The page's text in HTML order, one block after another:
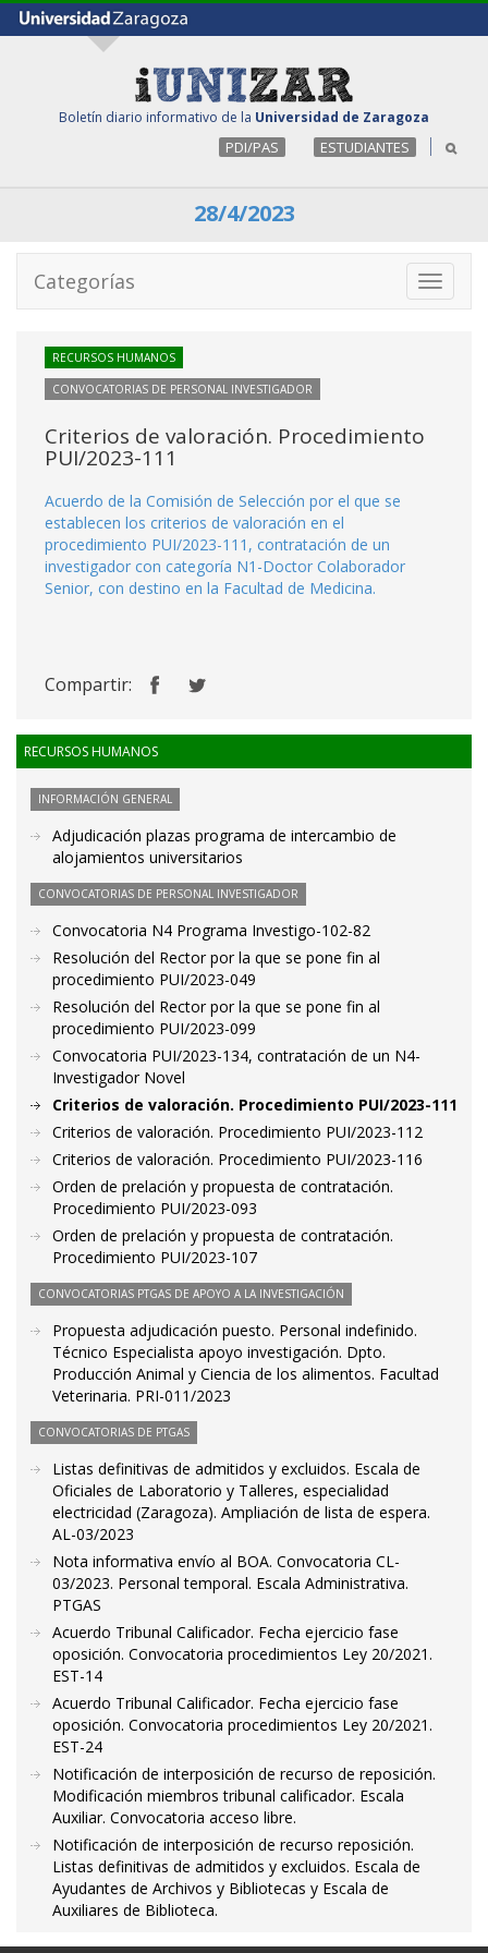
Boletín diario informativo de la Universidad de Zaragoza
PDI/PAS ESTUDIANTES
28/4/2023
Toggle
Categorías
RECURSOS HUMANOS
CONVOCATORIAS DE PERSONAL INVESTIGADOR
Criterios de valoración. Procedimiento
PUI/2023-111
Acuerdo de la Comisión de Selección por el que se
establecen los criterios de valoración en el
procedimiento PUI/2023-111, contratación de un
investigador con categoría N1-Doctor Colaborador
Senior, con destino en la Facultad de Medicina.
Compartir:
RECURSOS HUMANOS
INFORMACIÓN GENERAL
Adjudicación plazas programa de intercambio de
alojamientos universitarios
CONVOCATORIAS DE PERSONAL INVESTIGADOR
Convocatoria N4 Programa Investigo-102-82
Resolución del Rector por la que se pone fin al
procedimiento PUI/2023-049
Resolución del Rector por la que se pone fin al
procedimiento PUI/2023-099
Convocatoria PUI/2023-134, contratación de un N4-
Investigador Novel
Criterios de valoración. Procedimiento PUI/2023-111
Criterios de valoración. Procedimiento PUI/2023-112
Criterios de valoración. Procedimiento PUI/2023-116
Orden de prelación y propuesta de contratación.
Procedimiento PUI/2023-093
Orden de prelación y propuesta de contratación.
Procedimiento PUI/2023-107
CONVOCATORIAS PTGAS DE APOYO A LA INVESTIGACIÓN
Propuesta adjudicación puesto. Personal indefinido.
Técnico Especialista apoyo investigación. Dpto.
Producción Animal y Ciencia de los alimentos. Facultad
Veterinaria. PRI-011/2023
CONVOCATORIAS DE PTGAS
Listas definitivas de admitidos y excluidos. Escala de
Oficiales de Laboratorio y Talleres, especialidad
electricidad (Zaragoza). Ampliación de lista de espera.
AL-03/2023
Nota informativa envío al BOA. Convocatoria CL-
03/2023. Personal temporal. Escala Administrativa.
PTGAS
Acuerdo Tribunal Calificador. Fecha ejercicio fase
oposición. Convocatoria procedimientos Ley 20/2021.
EST-14
Acuerdo Tribunal Calificador. Fecha ejercicio fase
oposición. Convocatoria procedimientos Ley 20/2021.
EST-24
Notificación de interposición de recurso de reposición.
Modificación miembros tribunal calificador. Escala
Auxiliar. Convocatoria acceso libre.
Notificación de interposición de recurso reposición.
Listas definitivas de admitidos y excluidos. Escala de
Ayudantes de Archivos y Bibliotecas y Escala de
Auxiliares de Biblioteca.